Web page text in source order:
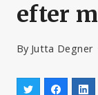
efter
By Jutta Degner